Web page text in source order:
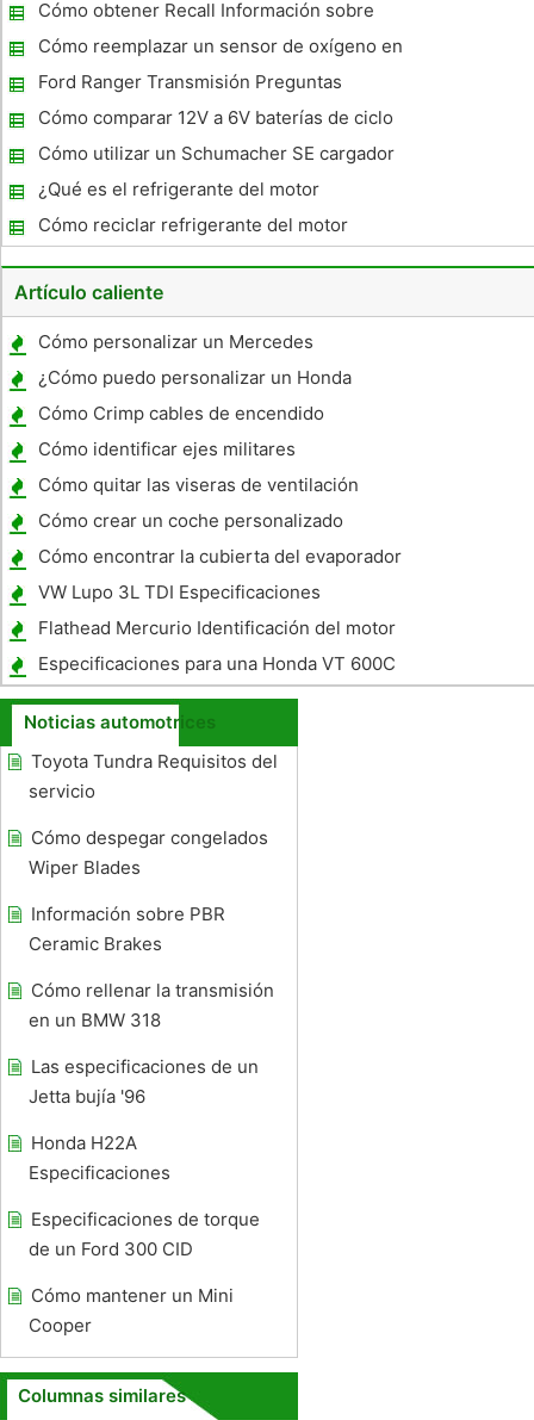
Cómo obtener Recall Información sobre
Chevy Coches
Cómo reemplazar un sensor de oxígeno en
un Acura
Ford Ranger Transmisión Preguntas
Cómo comparar 12V a 6V baterías de ciclo
profundo
Cómo utilizar un Schumacher SE cargador
de batería
¿Qué es el refrigerante del motor
Anticongelante?
Cómo reciclar refrigerante del motor
Artículo caliente
Cómo personalizar un Mercedes
¿Cómo puedo personalizar un Honda
Accord 1989?
Cómo Crimp cables de encendido
Cómo identificar ejes militares
Cómo quitar las viseras de ventilación
Cómo crear un coche personalizado
Cómo encontrar la cubierta del evaporador
en un Jeep Grand Cherokee
VW Lupo 3L TDI Especificaciones
Flathead Mercurio Identificación del motor
Especificaciones para una Honda VT 600C
MC
Noticias automotrices
Toyota Tundra Requisitos del
servicio
Cómo despegar congelados
Wiper Blades
Información sobre PBR
Ceramic Brakes
Cómo rellenar la transmisión
en un BMW 318
Las especificaciones de un
Jetta bujía '96
Honda H22A
Especificaciones
Especificaciones de torque
de un Ford 300 CID
Cómo mantener un Mini
Cooper
Columnas similares